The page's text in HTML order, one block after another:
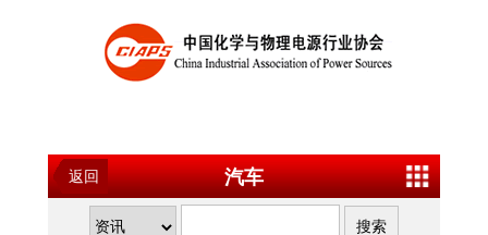
返回 汽车